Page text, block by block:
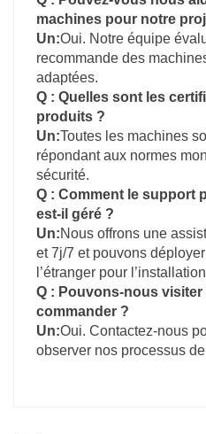
machines pour notre
Un:Oui. Notre équipe
recommande des
adaptées.
Q : Quelles sont les
produits ?
Un:Toutes les machines
répondant aux normes
sécurité.
Q : Comment le support
est-il géré ?
Un:Nous offrons une
et 7j/7 et pouvons
l’étranger pour
Q : Pouvons-nous
commander ?
Un:Oui. Contactez-nous
observer nos processus